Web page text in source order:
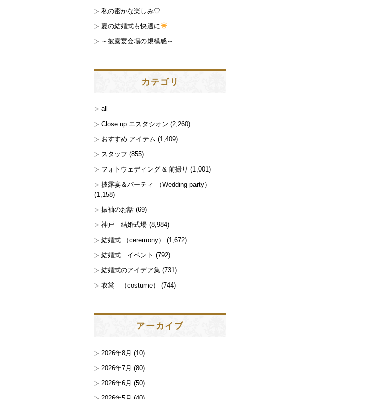
私の密かな楽しみ♡
夏の結婚式も快適に
～披露宴会場の規模感～
カテゴリ
all
Close up エスタシオン (2,260)
おすすめ アイテム (1,409)
スタッフ (855)
フォトウェディング & 前撮り (1,001)
披露宴＆パーティ （Wedding party）
(1,158)
振袖のお話 (69)
神戸 結婚式場 (8,984)
結婚式 （ceremony）
(1,672)
結婚式 イベント (792)
結婚式のアイデア集 (731)
衣裳 （costume）
(744)
アーカイブ
2026年8月 (10)
2026年7月 (80)
2026年6月 (50)